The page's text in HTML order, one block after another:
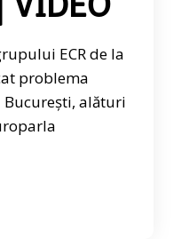
ECR de la
problema
alături